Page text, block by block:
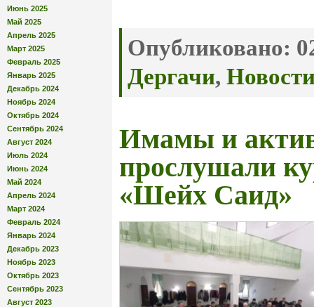
Июнь 2025
Май 2025
Апрель 2025
Март 2025
Февраль 2025
Январь 2025
Декабрь 2024
Ноябрь 2024
Октябрь 2024
Сентябрь 2024
Август 2024
Июль 2024
Июнь 2024
Май 2024
Апрель 2024
Март 2024
Февраль 2024
Январь 2024
Декабрь 2023
Ноябрь 2023
Октябрь 2023
Сентябрь 2023
Август 2023
Опубликовано:
Дергачи,
Имамы и
прослушали
«Шейх Саид»